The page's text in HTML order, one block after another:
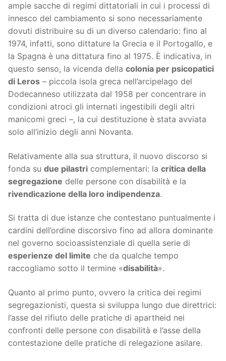
ampie sacche di regimi dittatoriali in cui i processi di
innesco del cambiamento si sono necessariamente
dovuti distribuire su di un diverso calendario: fino al
1974, infatti, sono dittature la Grecia e il Portogallo, e
la Spagna è una dittatura fino al 1975. È indicativa, in
questo senso, la vicenda della colonia per psicopatici
di Leros – piccola isola greca nell’arcipelago del
Dodecanneso utilizzata dal 1958 per concentrare in
condizioni atroci gli internati ingestibili degli altri
manicomi greci –, la cui destituzione è stata avviata
solo all’inizio degli anni Novanta.
Relativamente alla sua struttura, il nuovo discorso si
fonda su due pilastri complementari: la critica della
segregazione delle persone con disabilità e la
rivendicazione della loro indipendenza.
Si tratta di due istanze che contestano puntualmente i
cardini dell’ordine discorsivo fino ad allora dominante
nel governo socioassistenziale di quella serie di
esperienze del limite che da qualche tempo
raccogliamo sotto il termine «disabilità».
Quanto al primo punto, ovvero la critica dei regimi
segregazionisti, questa si sviluppa lungo due direttrici:
l’asse del rifiuto delle pratiche di apartheid nei
confronti delle persone con disabilità e l’asse della
contestazione delle pratiche di relegazione asilare.